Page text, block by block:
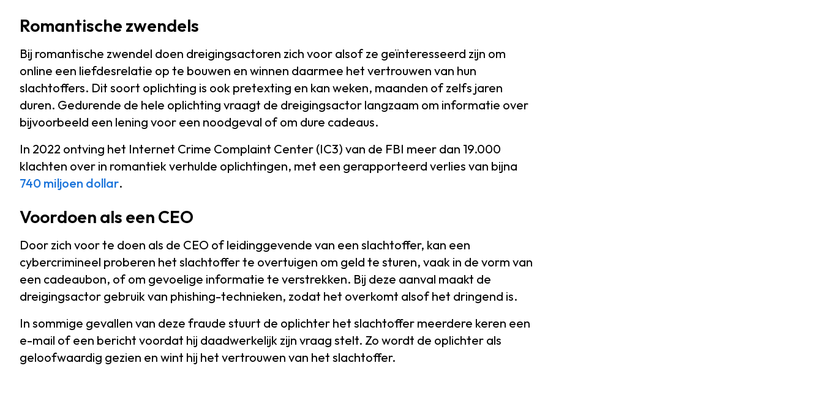
Romantische zwendels
Bij romantische zwendel doen dreigingsactoren zich voor alsof ze geïnteresseerd zijn om
online een liefdesrelatie op te bouwen en winnen daarmee het vertrouwen van hun
slachtoffers. Dit soort oplichting is ook pretexting en kan weken, maanden of zelfs jaren
duren. Gedurende de hele oplichting vraagt de dreigingsactor langzaam om informatie over
bijvoorbeeld een lening voor een noodgeval of om dure cadeaus.
In 2022 ontving het Internet Crime Complaint Center (IC3) van de FBI meer dan 19.000
klachten over in romantiek verhulde oplichtingen, met een gerapporteerd verlies van bijna
740 miljoen dollar.
Voordoen als een CEO
Door zich voor te doen als de CEO of leidinggevende van een slachtoffer, kan een
cybercrimineel proberen het slachtoffer te overtuigen om geld te sturen, vaak in de vorm van
een cadeaubon, of om gevoelige informatie te verstrekken. Bij deze aanval maakt de
dreigingsactor gebruik van phishing-technieken, zodat het overkomt alsof het dringend is.
In sommige gevallen van deze fraude stuurt de oplichter het slachtoffer meerdere keren een
e-mail of een bericht voordat hij daadwerkelijk zijn vraag stelt. Zo wordt de oplichter als
geloofwaardig gezien en wint hij het vertrouwen van het slachtoffer.